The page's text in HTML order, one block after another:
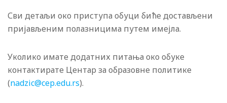
Сви детаљи око приступа обуци биће достављени
пријављеним полазницима путем имејла.
Уколико имате додатних питања око обуке
контактирате Центар за образовне политике
(nadzic@cep.edu.rs).